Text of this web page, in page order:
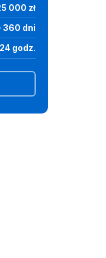
000 zł
360 dni
24 godz.